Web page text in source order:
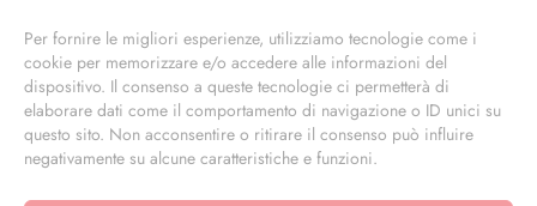
Per fornire le migliori esperienze, utilizziamo tecnologie come i
cookie per memorizzare e/o accedere alle informazioni del
dispositivo. Il consenso a queste tecnologie ci permetterà di
elaborare dati come il comportamento di navigazione o ID unici su
questo sito. Non acconsentire o ritirare il consenso può influire
negativamente su alcune caratteristiche e funzioni.
info@masterphil.it